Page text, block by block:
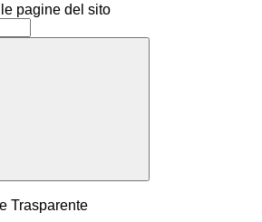
pagine del sito
Trasparente